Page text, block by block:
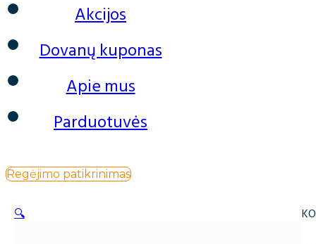
Akcijos
Dovanų kuponas
Apie mus
Parduotuvės
Regėjimo patikrinimas
🔍